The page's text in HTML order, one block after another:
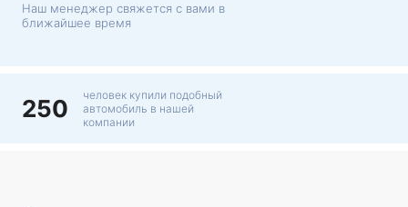
Наш менеджер свяжется с вами в
ближайшее время
250
человек купили подобный
автомобиль в нашей
компании